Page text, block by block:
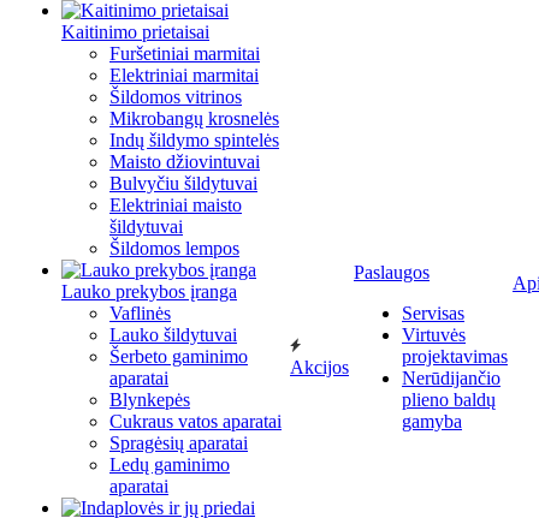
Kaitinimo prietaisai
Furšetiniai marmitai
Elektriniai marmitai
Šildomos vitrinos
Mikrobangų krosnelės
Indų šildymo spintelės
Maisto džiovintuvai
Bulvyčiu šildytuvai
Elektriniai maisto
šildytuvai
Šildomos lempos
Lauko prekybos įranga
Vaflinės
Lauko šildytuvai
Šerbeto gaminimo
aparatai
Blynkepės
Cukraus vatos aparatai
Spragėsių aparatai
Ledų gaminimo
aparatai
Akcijos
Paslaugos
Servisas
Virtuvės
projektavimas
Nerūdijančio
plieno baldų
gamyba